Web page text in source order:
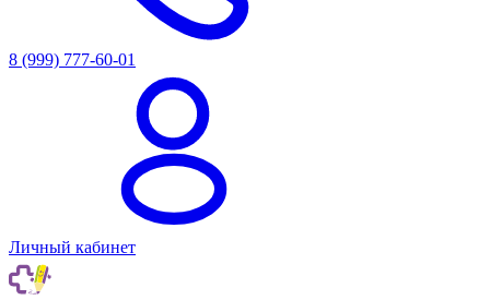
8 (999) 777-60-01
Личный кабинет